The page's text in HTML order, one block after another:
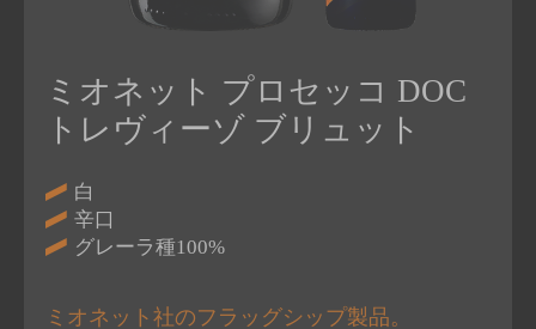
ミオネット プロセッコ DOC
トレヴィーゾ ブリュット
白
辛口
グレーラ種100%
ミオネット社のフラッグシップ製品。